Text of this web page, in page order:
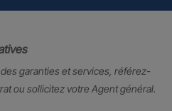
garanties et services, référez-
ou sollicitez votre Agent général.